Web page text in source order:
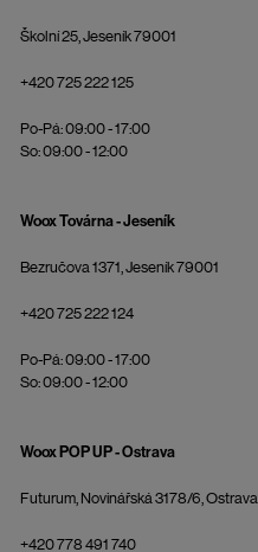
Školní 25, Jeseník 79001
+420 725 222 125
Po-Pá: 09:00 - 17:00
So: 09:00 - 12:00
Woox Továrna - Jeseník
Bezručova 1371, Jeseník 79001
+420 725 222 124
Po-Pá: 09:00 - 17:00
So: 09:00 - 12:00
Woox POP UP - Ostrava
Futurum, Novinářská 3178/6, Ostrava
+420 778 491 740